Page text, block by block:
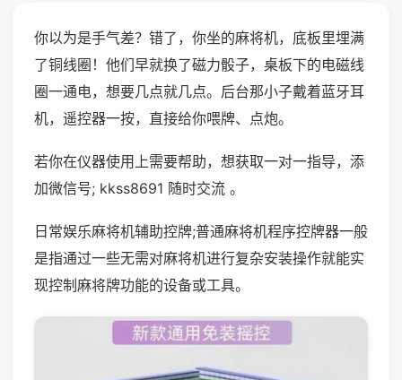
你以为是手气差？错了，你坐的麻将机，底板里埋满
了铜线圈！他们早就换了磁力骰子，桌板下的电磁线
圈一通电，想要几点就几点。后台那小子戴着蓝牙耳
机，遥控器一按，直接给你喂牌、点炮。
若你在仪器使用上需要帮助，想获取一对一指导，添
加微信号; kkss8691 随时交流 。
日常娱乐麻将机辅助控牌;普通麻将机程序控牌器一般
是指通过一些无需对麻将机进行复杂安装操作就能实
现控制麻将牌功能的设备或工具。